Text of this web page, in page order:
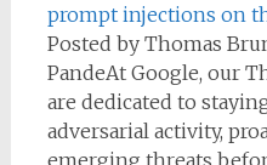
prompt injections on
Posted by Thomas
PandeAt Google, our
are dedicated to
adversarial activity,
emerging threats